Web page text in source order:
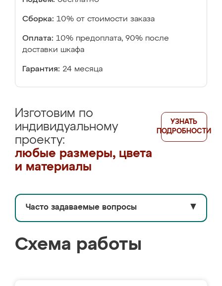
Сборка: 10% от стоимости заказа
Оплата: 10% предоплата, 90% после
доставки шкафа
Гарантия: 24 месяца
Изготовим по
индивидуальному
проекту:
любые размеры, цвета
и материалы
УЗНАТЬ
ПОДРОБНОСТИ
Часто задаваемые вопросы ▼
Схема работы